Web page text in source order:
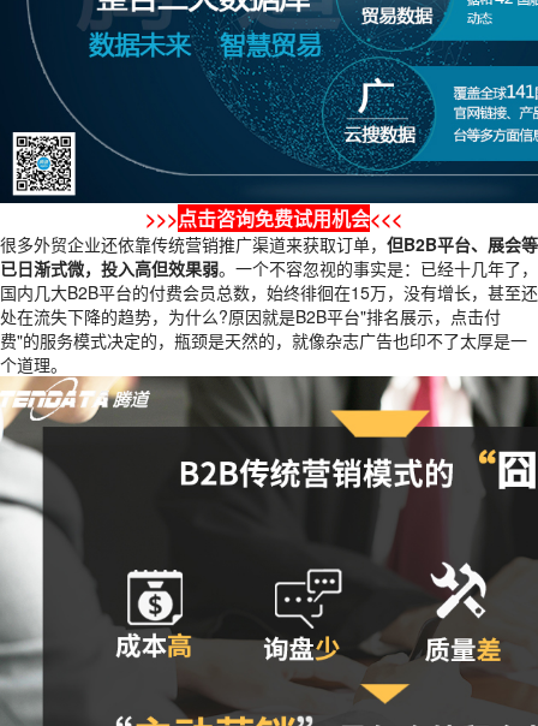
>>>点击咨询免费试用机会<<<
很多外贸企业还依靠传统营销推广渠道来获取订单， 但B2B平台、展会等
已日渐式微，投入高但效果弱。一个不容忽视的事实是：已经十几年了，
国内几大B2B平台的付费会员总数，始终徘徊在15万，没有增长，甚至还
处在流失下降的趋势，为什么?原因就是B2B平台"排名展示，点击付
费"的服务模式决定的，瓶颈是天然的，就像杂志广告也印不了太厚是一
个道理。